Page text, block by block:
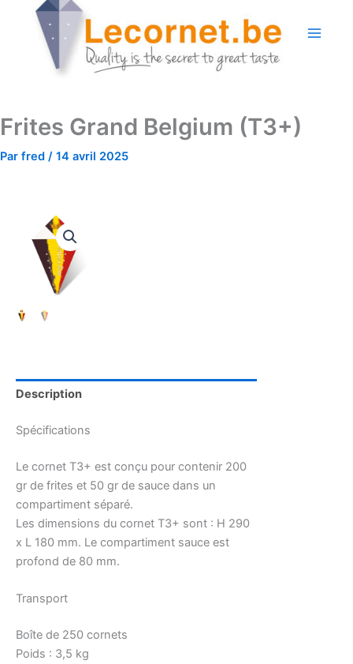
Frites Grand Belgium (T3+)
Par fred / 14 avril 2025
Description
Spécifications
Le cornet T3+ est conçu pour contenir 200
gr de frites et 50 gr de sauce dans un
compartiment séparé.
Les dimensions du cornet T3+ sont : H 290
x L 180 mm. Le compartiment sauce est
profond de 80 mm.
Transport
Boîte de 250 cornets
Poids : 3,5 kg